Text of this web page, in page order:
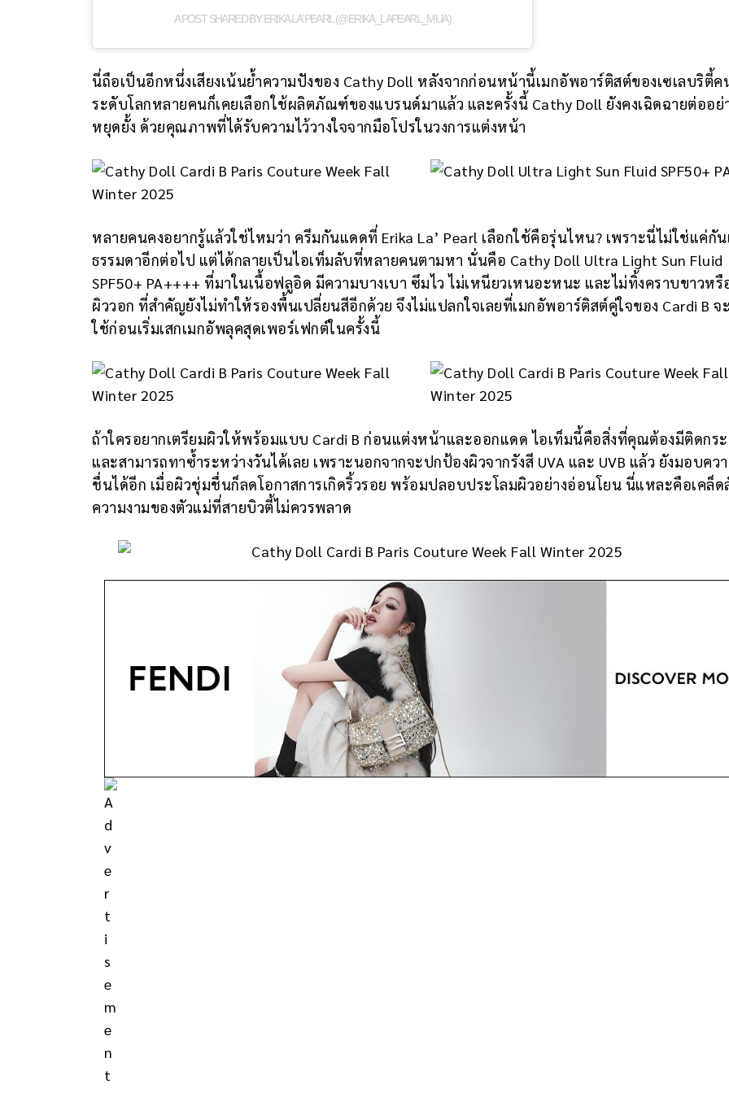
A POST SHARED BY ERIKA LA’ PEARL (@ERIKA_LAPEARL_MUA)
นี่ถือเป็นอีกหนึ่งเสียงเน้นย้ำความปังของ Cathy Doll หลังจากก่อนหน้านี้เมกอัพอาร์ติสต์ของเซเลบริตี้ค
ระดับโลกหลายคนก็เคยเลือกใช้ผลิตภัณฑ์ของแบรนด์มาแล้ว และครั้งนี้ Cathy Doll ยังคงเฉิดฉายต่ออย่
หยุดยั้ง ด้วยคุณภาพที่ได้รับความไว้วางใจจากมือโปรในวงการแต่งหน้า
หลายคนคงอยากรู้แล้วใช่ไหมว่า ครีมกันแดดที่ Erika La’ Pearl เลือกใช้คือรุ่นไหน? เพราะนี่ไม่ใช่แค่กั
ธรรมดาอีกต่อไป แต่ได้กลายเป็นไอเท็มลับที่หลายคนตามหา นั่นคือ Cathy Doll Ultra Light Sun Fluid
SPF50+ PA++++ ที่มาในเนื้อฟลูอิด มีความบางเบา ซึมไว ไม่เหนียวเหนอะหนะ และไม่ทิ้งคราบขาวหรื
ผิววอก ที่สำคัญยังไม่ทำให้รองพื้นเปลี่ยนสีอีกด้วย จึงไม่แปลกใจเลยที่เมกอัพอาร์ติสต์คู่ใจของ Cardi B จ
ใช้ก่อนเริ่มเสกเมกอัพลุคสุดเพอร์เฟกต์ในครั้งนี้
ถ้าใครอยากเตรียมผิวให้พร้อมแบบ Cardi B ก่อนแต่งหน้าและออกแดด ไอเท็มนี้คือสิ่งที่คุณต้องมีติดกระ
และสามารถทาซ้ำระหว่างวันได้เลย เพราะนอกจากจะปกป้องผิวจากรังสี UVA และ UVB แล้ว ยังมอบคว
ชื่นได้อีก เมื่อผิวชุ่มชื่นก็ลดโอกาสการเกิดริ้วรอย พร้อมปลอบประโลมผิวอย่างอ่อนโยน นี่แหละคือเคล็ด
ความงามของตัวแม่ที่สายบิวตี้ไม่ควรพลาด